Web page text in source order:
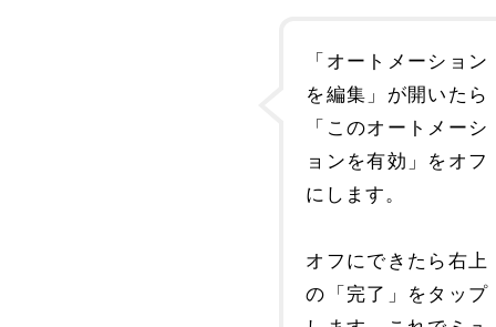
「オートメーション
を編集」が開いたら
「このオートメーシ
ョンを有効」をオフ
にします。
オフにできたら右上
の「完了」をタップ